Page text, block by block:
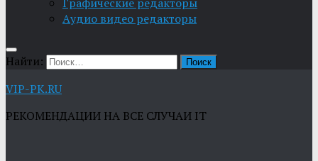
Aудио видео редакторы
Найти:
VIP-PK.RU
РЕКОМЕНДАЦИИ НА ВСЕ СЛУЧАИ IT